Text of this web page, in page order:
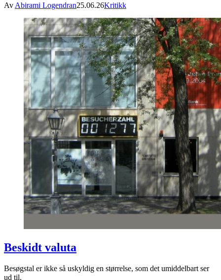
Av Abirami Logendran25.06.26Kritikk
Beskidt valuta
Besøgstal er ikke så uskyldig en størrelse, som det umiddelbart ser
ud til.